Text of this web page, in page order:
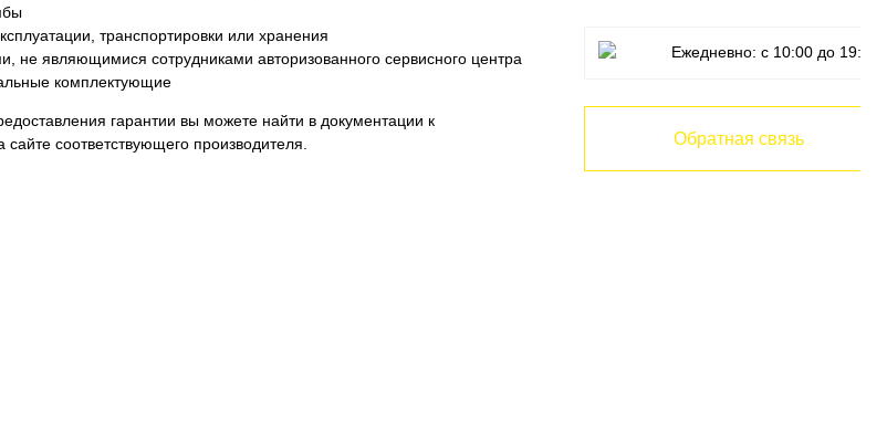
транспортировки или хранения
не являющимися сотрудниками авторизованного сервисного центра
комплектующие
гарантии вы можете найти в документации к
соответствующего производителя.
Ежедневно: с 10:00 до 19:00
Обратная связь